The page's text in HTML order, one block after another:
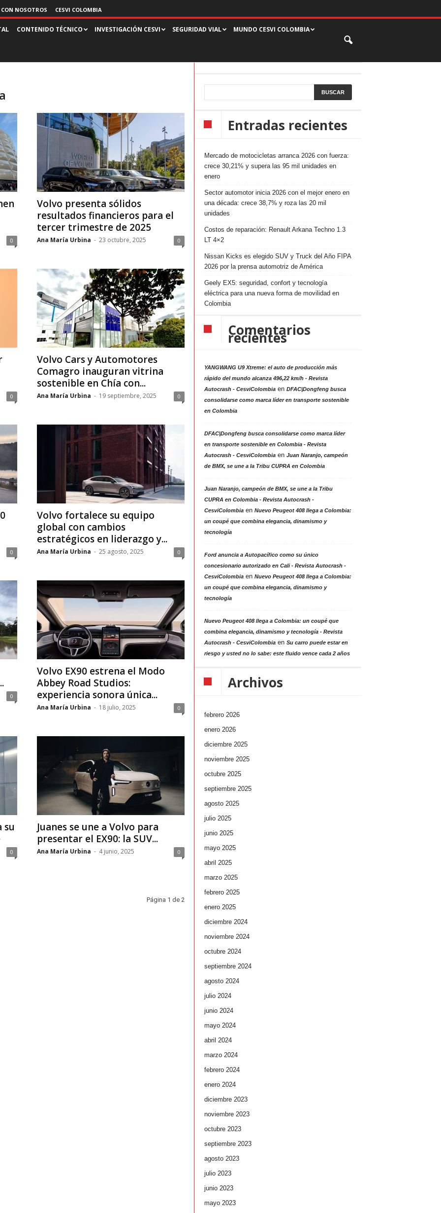
NOSOTROS CESVI COLOMBIA
CONTENIDO TÉCNICO INVESTIGACIÓN CESVI SEGURIDAD VIAL MUNDO CESVI COLOMBIA
0
Volvo presenta sólidos
resultados financieros para el
tercer trimestre de 2025
Ana María Urbina - 23 octubre, 2025 0
0
Volvo Cars y Automotores
Comagro inauguran vitrina
sostenible en Chía con...
Ana María Urbina - 19 septiembre, 2025 0
0
Volvo fortalece su equipo
global con cambios
estratégicos en liderazgo y...
Ana María Urbina - 25 agosto, 2025 0
0
Volvo EX90 estrena el Modo
Abbey Road Studios:
experiencia sonora única...
Ana María Urbina - 18 julio, 2025 0
su
0
Juanes se une a Volvo para
presentar el EX90: la SUV...
Ana María Urbina - 4 junio, 2025 0
Página 1 de 2
Entradas recientes
Mercado de motocicletas arranca 2026 con fuerza:
crece 30,21% y supera las 95 mil unidades en
enero
Sector automotor inicia 2026 con el mejor enero en
una década: crece 38,7% y roza las 20 mil
unidades
Costos de reparación: Renault Arkana Techno 1.3
LT 4×2
Nissan Kicks es elegido SUV y Truck del Año FIPA
2026 por la prensa automotriz de América
Geely EX5: seguridad, confort y tecnología
eléctrica para una nueva forma de movilidad en
Colombia
Comentarios
recientes
YANGWANG U9 Xtreme: el auto de producción más
rápido del mundo alcanza 496,22 km/h - Revista
Autocrash - CesviColombiaen DFAC|Dongfeng busca
consolidarse como marca líder en transporte sostenible
en Colombia
DFAC|Dongfeng busca consolidarse como marca líder
en transporte sostenible en Colombia - Revista
Autocrash - CesviColombiaen Juan Naranjo, campeón
de BMX, se une a la Tribu CUPRA en Colombia
Juan Naranjo, campeón de BMX, se une a la Tribu
CUPRA en Colombia - Revista Autocrash -
CesviColombiaen Nuevo Peugeot 408 llega a Colombia:
un coupé que combina elegancia, dinamismo y
tecnología
Ford anuncia a Autopacífico como su único
concesionario autorizado en Cali - Revista Autocrash -
CesviColombiaen Nuevo Peugeot 408 llega a Colombia:
un coupé que combina elegancia, dinamismo y
tecnología
Nuevo Peugeot 408 llega a Colombia: un coupé que
combina elegancia, dinamismo y tecnología - Revista
Autocrash - CesviColombiaen Su carro puede estar en
riesgo y usted no lo sabe: este fluido vence cada 2 años
Archivos
febrero 2026
enero 2026
diciembre 2025
noviembre 2025
octubre 2025
septiembre 2025
agosto 2025
julio 2025
junio 2025
mayo 2025
abril 2025
marzo 2025
febrero 2025
enero 2025
diciembre 2024
noviembre 2024
octubre 2024
septiembre 2024
agosto 2024
julio 2024
junio 2024
mayo 2024
abril 2024
marzo 2024
febrero 2024
enero 2024
diciembre 2023
noviembre 2023
octubre 2023
septiembre 2023
agosto 2023
julio 2023
junio 2023
mayo 2023